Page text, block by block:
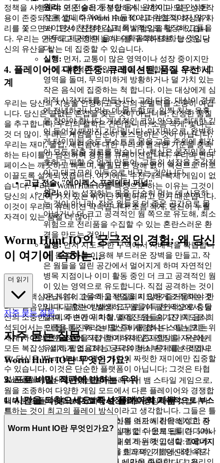
원리: 이 전술은 풍부한 음식 원천이나 덜 인식된
작은 상대 주위에서 수동적이고 위협적이지 않게
보이면서 천천히 감고, 폭발적으로 확장해 그들을
가두고 제거하여 음식 수확을 최대화하는 것입니
다.
실행: 먼저, 교통이 많은 영역이나 성장 중이지만
아직 지배적이지 않은 웜을 식별합니다. 천천히 그
영역을 돌며, 무의미하게 방황하거나 덜 가치 있는
작은 음식에 집중하는 척 합니다. 이는 대상에게 심
리적 사각지대를 만듭니다. 그런 다음, 대상이 경로
에 전념하거나 먹는 데 몰두할 때, 일찍 치는 유혹
을 참아야 합니다. 개념적인 코일 안으로 최대한 깊
이 들어갈 때까지 기다립니다. 마지막으로, 완벽하
게 타이밍된 속도 부스트로 몸을 그들 주위에 휘감
아 모든 탈출 경로를 막습니다. 핵심은 움직임을 단
호하고 피할 수 없게 만들어, 그들의 성장을 즉각적
이고 대규모의 이득으로 바꾸는 것입니다.
고급 전술: "에이펙스 프레데터 퍼널"
원리: 이는 성장하는 몸을 단순히 먹는 데 사용하
는 것이 아니라, 작은 웜들을 더 좁은 공간으로 몰
아넣거나 더 크고 공격적인 웜 쪽으로 유도해, 최소
위험으로 전리품을 수집할 수 있는 혼란스러운 환
경을 만드는 것입니다.
실행:먼저 지도의 한 구역에서 지배력을 확립합니
다. 몸 길이를 이용해 부드러운 장벽을 만들고, 작
은 웜들을 열린 공간에서 멀어지게 하며 자연적인
병목 지점이나 이미 활동 중인 더 크고 공격적인 웜
이 있는 영역으로 유도합니다. 직접 공격하는 것이
아닙니다; 그들의 움직임을 미묘하게 조작하는 것
입니다. 혼란이 발생하고 웜들이 필연적으로 충돌
할 때, 주변에 위치해 떨어진 웜들의 고가치 음식
드롭을 돌진해 소비할 준비를 합니다. 이는 모든 위
험한 결투에 직접 참여하지 않고 전장을 자신에게
유리하게 조율하는 궁극의 청소부가 되는 것입니
다.
3. 프로 비밀: 직관에 반하는 우위
대부분의 플레이어는더 빨리 성장하기 위해 지속적으로 부스
트하는 것이 최고의 플레이 방식이라고 생각합니다. 그들은 틀
렸습니다. 그들은 소중한 에너지 바를 소모해 취약해지고, 중
요한 회피 기동이나 공격 타격을 실행할 수 없게 됩니다. 500k
점수 장벽을 깨는 진짜 비밀은 반대로 하는 것입니다:"에너지
왜 이게 효과적인가: 당신의 속도
정책을 시행하여 모든 승리가 정당하게 느껴지고 모든 상호작
용이 존중되도록 합니다. Worm Hunt IO 리더보드의 최상위 자
리를 쫓으면서 그것이 진정한 실력의 시험임을 알 수 있습니
다. 우리는 안전하고 공정한 놀이터를 구축하므로, 당신은 당
신의 유산을 쌓는 데 집중할 수 있습니다.
4. 플레이어에 대한 존중: 큐레이션된, 품질 우선 세
계
우리는 당신의 지능을 인정하고 당신의 분별력을 소중히 여깁
니다. 당신은 끝없는 혼잡을 찾는 것이 아닙니다; 진정한 품질
을 추구합니다. 우리의 철학은 간단합니다: 소음 적게, 빛나는
것 더 많이. 우리는 게임을 단순히 호스팅하는 것이 아닙니다;
우리는 재미, 몰입, 세련됨에 대한 우리의 엄격한 기준을 충족
하는 타이틀만 엄선하여 경험을 큐레이션합니다. 우리의 인터
페이스는 깨끗하고 빠르며, 불필요한 방해 없이 액션으로 바로
이끌도록 설계되었습니다. 여기에는 수천 개의 복제 게임이 없
습니다. 우리는 Worm Hunt IO를 특징으로 하는 이유는 그것이
당신의 시간에 가치 있는 뛰어난 게임이라고 믿기 때문입니다.
이것이 우리의 큐레이션 약속입니다: 소음 적게, 당신이 누릴
자격이 있는 품질 더 많이.
Worm Hunt IO의 궁극적인 경험: 왜 당신
이 여기에 속하는...
가
우리의 핵심은 게임이 순수하고 변질되지 않은 즐거움여야 한
다는 믿음입니다. 끝없는 방해와 요구로 가득 찬 세상에서, 당
신의 소중한 재미의 순간이 마찰, 좌절, 또는 숨겨진 의도로 희
석되어서는 안 됩니다. 우리는 당신과 사랑하는 스릴 넘치는
세계 사이의 모든 장벽을 제거하기 위해 존재합니다. 우리는
모든 복잡성, 설치, 팝업, 그리고 프라이버시 문제를 처리하므
로, 당신은 Worm Hunt IO 같은 게임의 짜릿한 재미에만 집중할
수 있습니다. 이것은 단순한 플랫폼이 아닙니다; 그것은 타협
없는 플레이에 대한 약속입니다.
1. 시간을 되찾으세요: 즉시 플레이의 기쁨
현대 생활은 빠르게 흘러가며, 당신의 여가 시간은 신성한 자
산입니다. 우리는 그것을 존중합니다. 긴 다운로드를 견디거나
복잡한 설치를 헤쳐 나가며 호흡을 쉬기 위해 고생할 필요가
없습니다. 우리는 즉각적인 만족을 믿으며, 기쁨에 대한 즉각
더 읽기
자주 묻는 질문
자주 묻는 질문
Worm Hunt IO란 무엇인가요?
Worm Hunt IO는 재미있는 멀티플레이어 뱀 스타일 게임으로,
웜을 조종하여 다양한 게임 모드에서 다른 플레이어와 경쟁합
니다. 목표는 아레나에서 가장 큰 웜으로 성장하는 것입니다!
Worm Hunt IO란 무엇인가요?